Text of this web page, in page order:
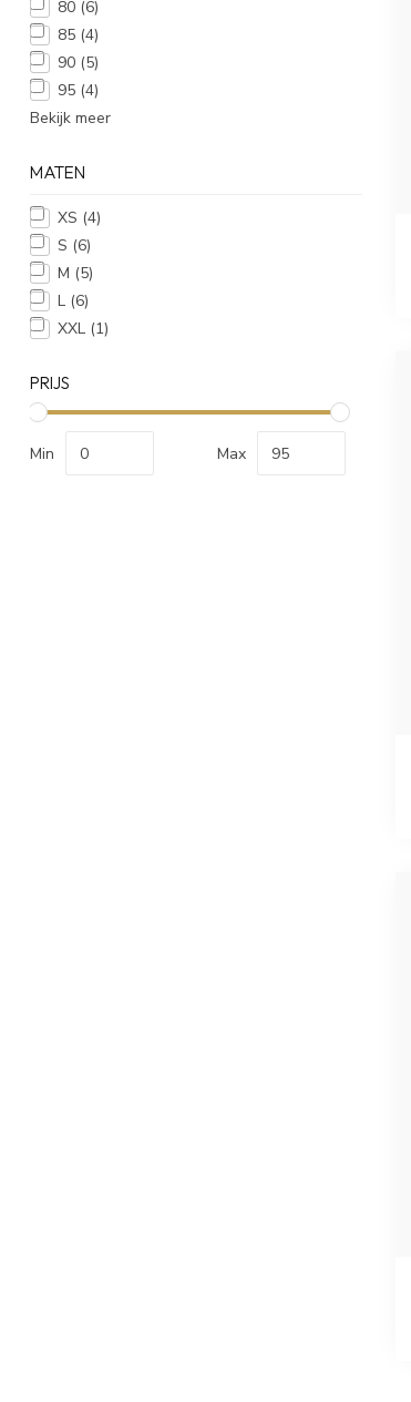
80 (6)
85 (4)
90 (5)
95 (4)
Bekijk meer
MATEN
XS (4)
S (6)
M (5)
L (6)
XXL (1)
PRIJS
Min Max